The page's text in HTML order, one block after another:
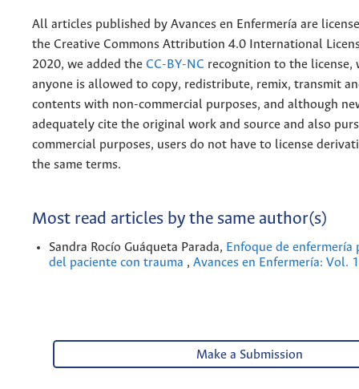
All articles published by Avances en Enfermería are
the Creative Commons Attribution 4.0 International
2020, we added the CC-BY-NC recognition to the license,
anyone is allowed to copy, redistribute, remix, transmit
contents with non-commercial purposes, and although
adequately cite the original work and source and also
commercial purposes, users do not have to license
the same terms.
Most read articles by the same author(s)
Sandra Rocío Guáqueta Parada, Enfoque de enfermería
del paciente con trauma , Avances en Enfermería: Vol.
Make a Submission